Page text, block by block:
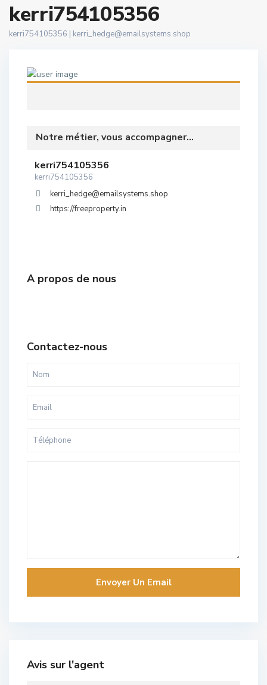
kerri754105356
kerri754105356 | kerri_hedge@emailsystems.shop
Notre métier, vous accompagner...
kerri754105356
kerri754105356
kerri_hedge@emailsystems.shop
https://freeproperty.in
A propos de nous
Contactez-nous
Avis sur l'agent